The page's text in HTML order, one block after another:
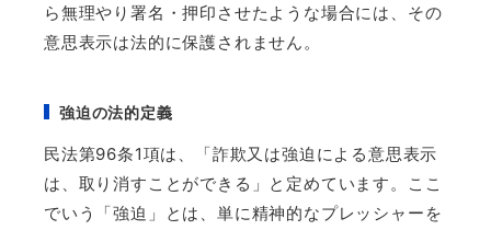
ら無理やり署名・押印させたような場合には、その
意思表示は法的に保護されません。
強迫の法的定義
民法第96条1項は、「詐欺又は強迫による意思表示
は、取り消すことができる」と定めています。ここ
でいう「強迫」とは、単に精神的なプレッシャーを